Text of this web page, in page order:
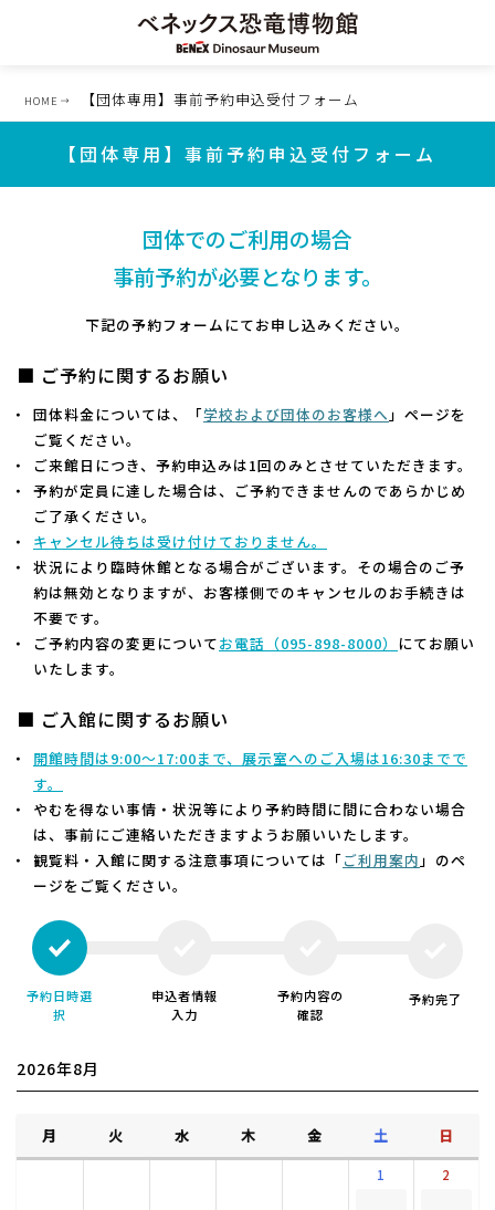
HOME 【団体専用】事前予約申込受付フォーム
【団体専用】事前予約申込受付フォーム
団体でのご利用の場合
事前予約が必要となります。
下記の予約フォームにてお申し込みください。
■ ご予約に関するお願い
団体料金については、「学校および団体のお客様へ」ページを
ご覧ください。
ご来館日につき、予約申込みは1回のみとさせていただきます。
予約が定員に達した場合は、ご予約できませんのであらかじめ
ご了承ください。
キャンセル待ちは受け付けておりません。
状況により臨時休館となる場合がございます。その場合のご予
約は無効となりますが、お客様側でのキャンセルのお手続きは
不要です。
ご予約内容の変更についてお電話（095-898-8000） にてお願い
いたします。
■ ご入館に関するお願い
開館時間は9:00～17:00まで、展示室へのご入場は16:30までで
す。
やむを得ない事情・状況等により予約時間に間に合わない場合
は、事前にご連絡いただきますようお願いいたします。
観覧料・入館に関する注意事項については「ご利用案内」のペ
ージをご覧ください。
予約日時選
択
申込者情報
入力
予約内容の
確認
予約完了
2026年8月
月 火 水 木 金 土 日
1 2